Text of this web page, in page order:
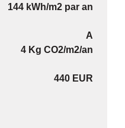
144 kWh/m2 par an
A
4 Kg CO2/m2/an
440 EUR